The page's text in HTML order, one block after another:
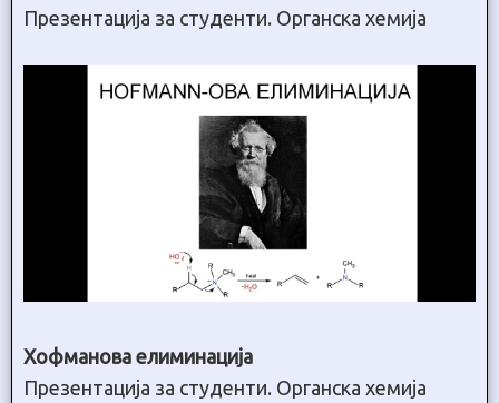
Презентација за студенти. Органска хемија
Хофманова елиминација
Презентација за студенти. Органска хемија